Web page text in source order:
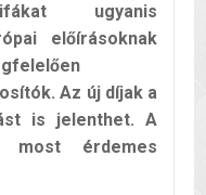
ugyanis
előírásoknak
Az új díjak a
is jelenthet. A
most érdemes